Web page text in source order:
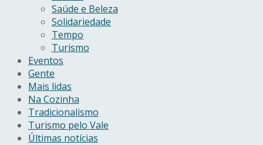
Saúde e Beleza
Solidariedade
Tempo
Turismo
Eventos
Gente
Mais lidas
Na Cozinha
Tradicionalismo
Turismo pelo Vale
Últimas notícias